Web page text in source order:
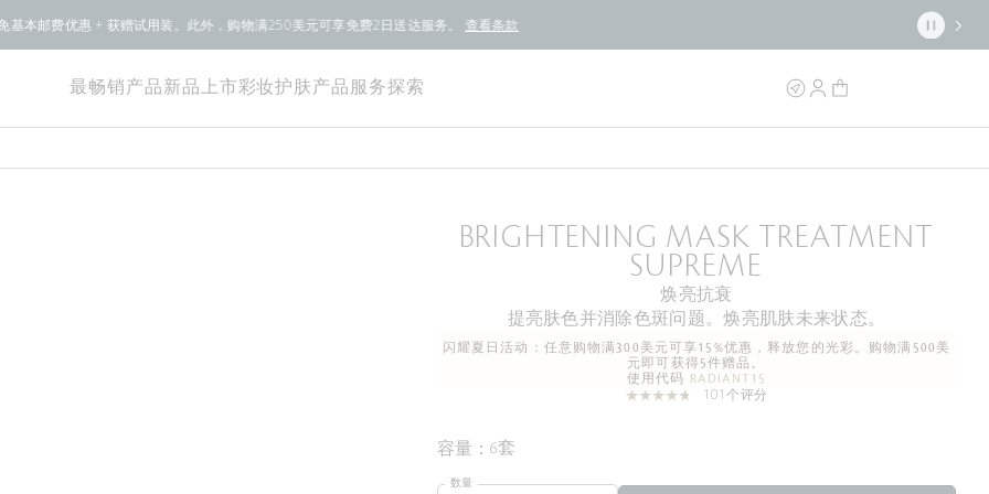
本邮费优惠 + 获赠试用装。此外，购物满250美元可享免费2日送达服务。 查看条款
最畅销产品新品上市 彩妆护肤产品 服务探索
BRIGHTENING MASK TREATMENT
SUPREME
焕亮抗衰
提亮肤色并消除色斑问题。焕亮肌肤未来状态。
闪耀夏日活动：任意购物满300美元可享15%优惠，释放您的光彩。购物满500美
元即可获得5件赠品。
使用代码
RADIANT15
101个评分
容量： 6套
数量